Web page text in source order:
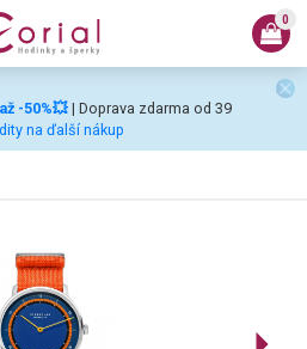
-50%💥 | Doprava zdarma od 39
na ďalší nákup
0